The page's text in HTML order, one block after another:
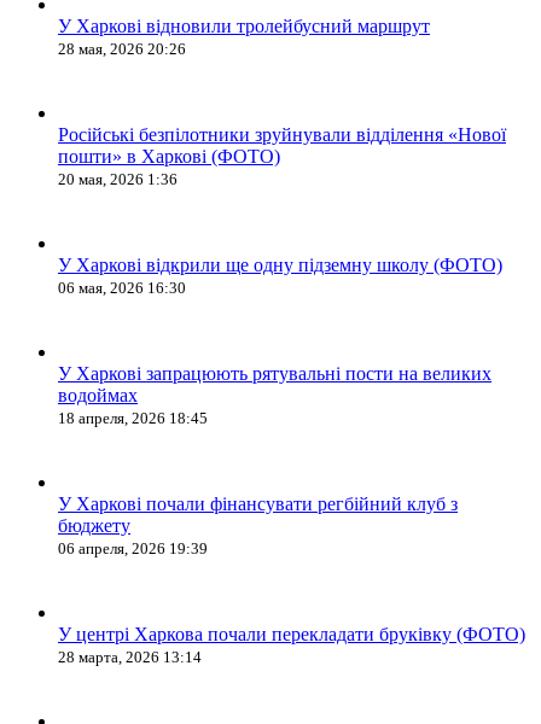
У Харкові відновили тролейбусний маршрут
28 мая, 2026 20:26
Російські безпілотники зруйнували відділення «Нової
пошти» в Харкові (ФОТО)
20 мая, 2026 1:36
У Харкові відкрили ще одну підземну школу (ФОТО)
06 мая, 2026 16:30
У Харкові запрацюють рятувальні пости на великих
водоймах
18 апреля, 2026 18:45
У Харкові почали фінансувати регбійний клуб з
бюджету
06 апреля, 2026 19:39
У центрі Харкова почали перекладати бруківку (ФОТО)
28 марта, 2026 13:14